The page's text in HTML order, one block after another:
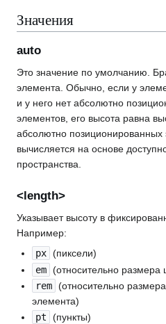
Значения
auto
Это значение по умолчанию.
элемента. Обычно, если у
и у него нет абсолютно
элементов, его высота равна
абсолютно
вычисляется на основе
пространства.
<length>
Указывает высоту в
Например:
px (пиксели)
em (относительно
rem (относительно
элемента)
pt
(пункты)